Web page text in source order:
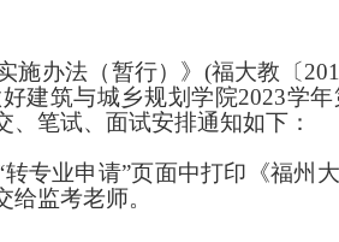
施办法（暂行）》 (福大教〔
建筑与城乡规划学院2023学
笔试、面试安排通知如下：
转专业申请”页面中打印《福州
给监考老师。